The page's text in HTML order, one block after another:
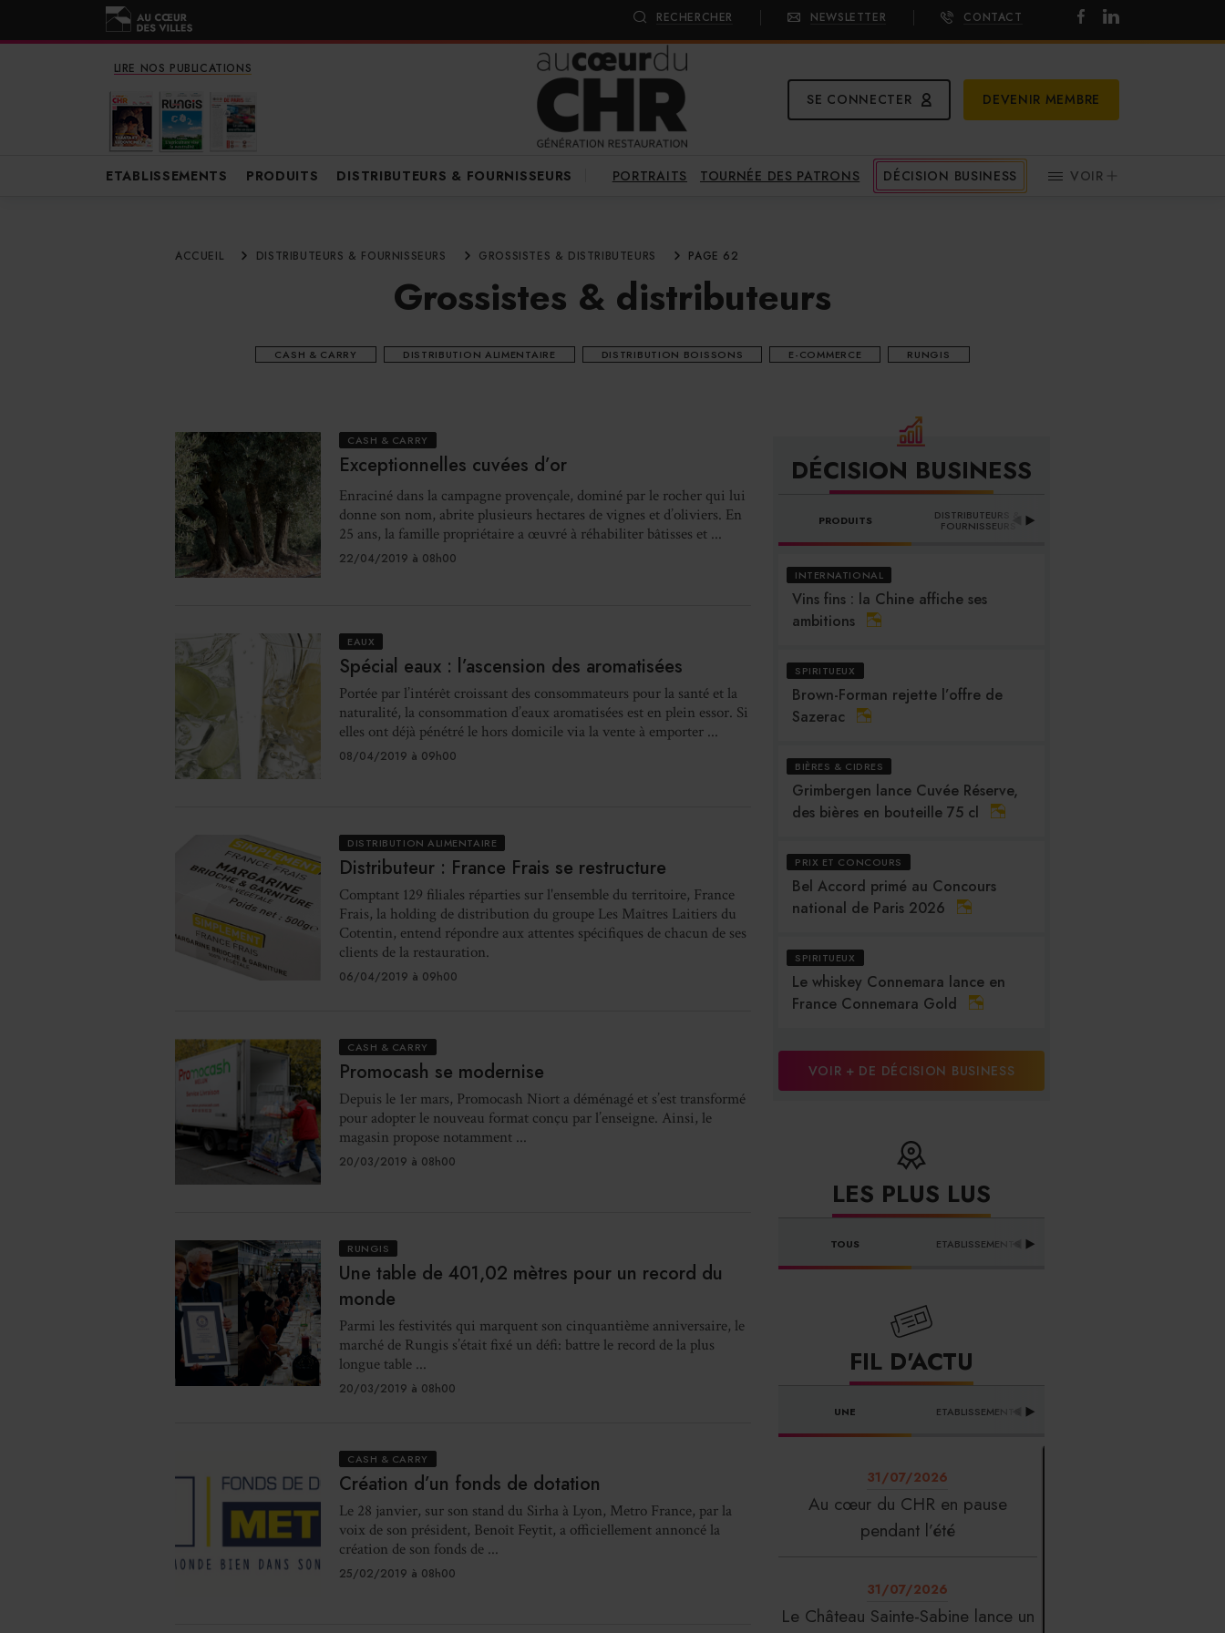
RECHERCHER NEWSLETTER CONTACT
LIRE NOS PUBLICATIONS
SE CONNECTER DEVENIR MEMBRE
ETABLISSEMENTS PRODUITS DISTRIBUTEURS & FOURNISSEURS PORTRAITS TOURNÉE DES PATRONS DÉCISION BUSINESS VOIR
ACCUEIL DISTRIBUTEURS & FOURNISSEURS GROSSISTES & DISTRIBUTEURS PAGE 62
Grossistes & distributeurs
CASH & CARRY DISTRIBUTION ALIMENTAIRE DISTRIBUTION BOISSONS E-COMMERCE RUNGIS
CASH & CARRY
Exceptionnelles cuvées d’or
Enraciné dans la campagne provençale, dominé par le rocher qui lui
donne son nom, abrite plusieurs hectares de vignes et d’oliviers. En
25 ans, la famille propriétaire a œuvré à réhabiliter bâtisses et ...
22/04/2019 à 08h00
EAUX
Spécial eaux : l’ascension des aromatisées
Portée par l’intérêt croissant des consommateurs pour la santé et la
naturalité, la consommation d’eaux aromatisées est en plein essor. Si
elles ont déjà pénétré le hors domicile via la vente à emporter ...
08/04/2019 à 09h00
DISTRIBUTION ALIMENTAIRE
Distributeur : France Frais se restructure
Comptant 129 filiales réparties sur l'ensemble du territoire, France
Frais, la holding de distribution du groupe Les Maîtres Laitiers du
Cotentin, entend répondre aux attentes spécifiques de chacun de ses
clients de la restauration.
06/04/2019 à 09h00
CASH & CARRY
Promocash se modernise
Depuis le 1er mars, Promocash Niort a déménagé et s’est transformé
pour adopter le nouveau format conçu par l’enseigne. Ainsi, le
magasin propose notamment ...
20/03/2019 à 08h00
RUNGIS
Une table de 401,02 mètres pour un record du
monde
Parmi les festivités qui marquent son cinquantième anniversaire, le
marché de Rungis s’était fixé un défi: battre le record de la plus
longue table ...
20/03/2019 à 08h00
CASH & CARRY
Création d’un fonds de dotation
Le 28 janvier, sur son stand du Sirha à Lyon, Metro France, par la
voix de son président, Benoît Feytit, a officiellement annoncé la
création de son fonds de ...
25/02/2019 à 08h00
DÉCISION BUSINESS
PRODUITS DISTRIBUTEURS &
FOURNISSEURS
INTERNATIONAL
Vins fins : la Chine affiche ses
ambitions
SPIRITUEUX
Brown-Forman rejette l’offre de
Sazerac
BIÈRES & CIDRES
Grimbergen lance Cuvée Réserve,
des bières en bouteille 75 cl
PRIX ET CONCOURS
Bel Accord primé au Concours
national de Paris 2026
SPIRITUEUX
Le whiskey Connemara lance en
France Connemara Gold
VOIR + DE DÉCISION BUSINESS
LES PLUS LUS
TOUS ETABLISSEMENTS
FIL D'ACTU
UNE ETABLISSEMENTS
31/07/2026
Au cœur du CHR en pause
pendant l’été
31/07/2026
Le Château Sainte-Sabine lance un